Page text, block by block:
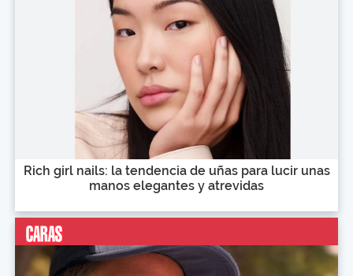
Rich girl nails: la tendencia de uñas para lucir unas
manos elegantes y atrevidas